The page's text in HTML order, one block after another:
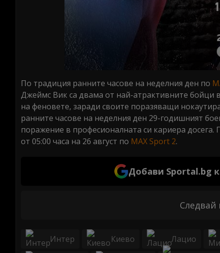
По традиция ранните часове на неделния ден по
Джеймс Вик са двама от най-атрактивните бойци
на феновете, заради своите поразяващи
ранните часове на неделния ден 29-годишният
поражение в професионалната си кариера
от 05:00 часа на 26 август по MAX Sport 2.
Добави Sportal.bg
Следвай
Интер Киево Лацио